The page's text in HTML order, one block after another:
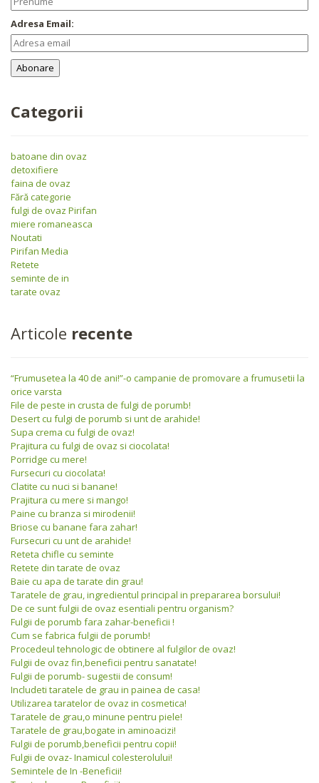
Adresa Email:
Categorii
batoane din ovaz
detoxifiere
faina de ovaz
Fără categorie
fulgi de ovaz Pirifan
miere romaneasca
Noutati
Pirifan Media
Retete
seminte de in
tarate ovaz
Articole recente
“Frumusetea la 40 de ani!”-o campanie de promovare a frumusetii la
orice varsta
File de peste in crusta de fulgi de porumb!
Desert cu fulgi de porumb si unt de arahide!
Supa crema cu fulgi de ovaz!
Prajitura cu fulgi de ovaz si ciocolata!
Porridge cu mere!
Fursecuri cu ciocolata!
Clatite cu nuci si banane!
Prajitura cu mere si mango!
Paine cu branza si mirodenii!
Briose cu banane fara zahar!
Fursecuri cu unt de arahide!
Reteta chifle cu seminte
Retete din tarate de ovaz
Baie cu apa de tarate din grau!
Taratele de grau, ingredientul principal in prepararea borsului!
De ce sunt fulgii de ovaz esentiali pentru organism?
Fulgii de porumb fara zahar-beneficii !
Cum se fabrica fulgii de porumb!
Procedeul tehnologic de obtinere al fulgilor de ovaz!
Fulgii de ovaz fin,beneficii pentru sanatate!
Fulgii de porumb- sugestii de consum!
Includeti taratele de grau in painea de casa!
Utilizarea taratelor de ovaz in cosmetica!
Taratele de grau,o minune pentru piele!
Taratele de grau,bogate in aminoacizi!
Fulgii de porumb,beneficii pentru copii!
Fulgii de ovaz- Inamicul colesterolului!
Semintele de In -Beneficii!